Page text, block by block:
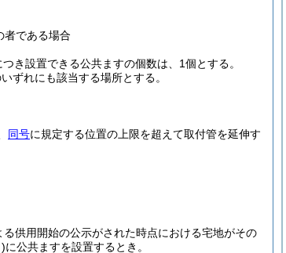
者である場合
き設置できる公共ますの個数は、1個とする。
ずれにも該当する場所とする。
同号に規定する位置の上限を超えて取付管を延伸す
供用開始の公示がされた時点における宅地がその
に公共ますを設置するとき。